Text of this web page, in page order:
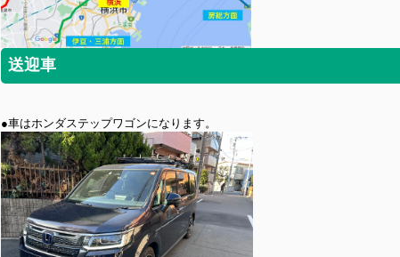
送迎車
●車はホンダステップワゴンになります。